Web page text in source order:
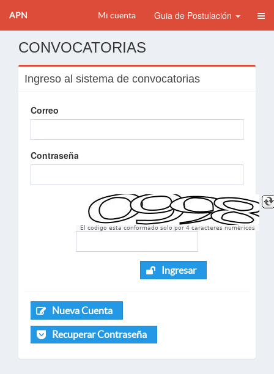
APN Mi cuenta Guia de Postulación
CONVOCATORIAS
Ingreso al sistema de convocatorias
Correo
Contraseña
El codigo esta conformado solo por 4 caracteres numèricos
Ingresar
Nueva Cuenta
Recuperar Contraseña